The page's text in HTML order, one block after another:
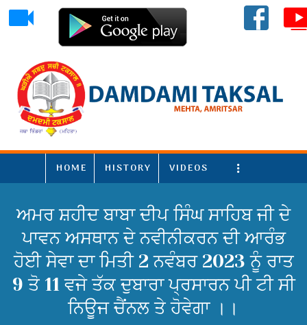
HOME HISTORY VIDEOS More
ਅਮਰ ਸ਼ਹੀਦ ਬਾਬਾ ਦੀਪ ਸਿੰਘ ਸਾਹਿਬ ਜੀ ਦੇ
ਪਾਵਨ ਅਸਥਾਨ ਦੇ ਨਵੀਨੀਕਰਨ ਦੀ ਆਰੰਭ
ਹੋਈ ਸੇਵਾ ਦਾ ਮਿਤੀ 2 ਨਵੰਬਰ 2023 ਨੂੰ ਰਾਤ
9 ਤੋ 11 ਵਜੇ ਤੱਕ ਦੁਬਾਰਾ ਪ੍ਰਸਾਰਨ ਪੀ ਟੀ ਸੀ
ਨਿਊਜ ਚੈਂਨਲ ਤੇ ਹੋਵੇਗਾ ।।